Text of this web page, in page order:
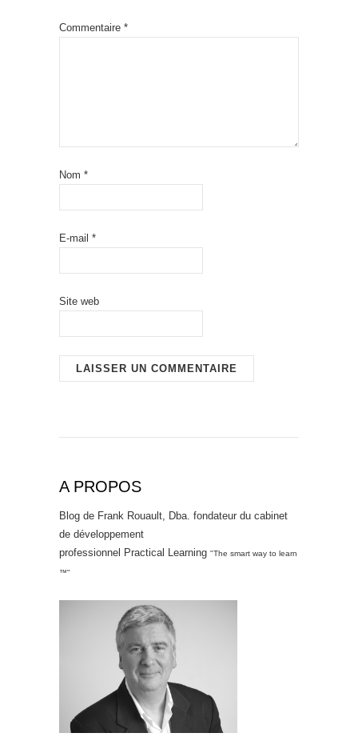
Commentaire *
Nom *
E-mail *
Site web
A PROPOS
Blog de Frank Rouault, Dba. fondateur du cabinet
de développement
professionnel Practical Learning "The smart way to learn
™"